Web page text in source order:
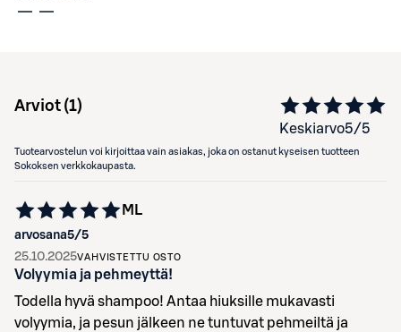
Arviot (1)
Keskiarvo5/5
Tuotearvostelun voi kirjoittaa vain asiakas, joka on ostanut kyseisen tuotteen
Sokoksen verkkokaupasta.
arvosana5/5
ML
25.10.2025VAHVISTETTU OSTO
Volyymia ja pehmeyttä!
Todella hyvä shampoo! Antaa hiuksille mukavasti
volyymia, ja pesun jälkeen ne tuntuvat pehmeiltä ja